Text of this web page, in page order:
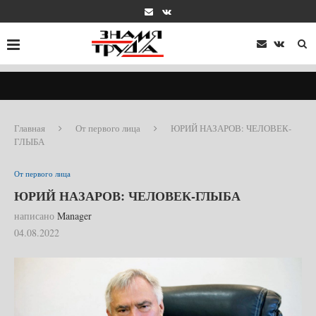
Главная От первого лица
ЮРИЙ НАЗАРОВ: ЧЕЛОВЕК-
ГЛЫБА
От первого лица
ЮРИЙ НАЗАРОВ: ЧЕЛОВЕК-ГЛЫБА
написано Manager
04.08.2022